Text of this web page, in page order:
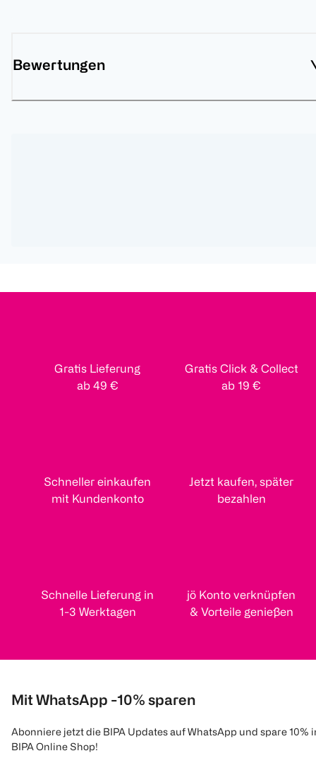
Bewertungen
Gratis Lieferung
ab 49 €
Gratis Click & Collect
ab 19 €
Schneller einkaufen
mit Kundenkonto
Jetzt kaufen, später
bezahlen
Schnelle Lieferung in
1-3 Werktagen
jö Konto verknüpfen
& Vorteile genießen
Mit WhatsApp -10% sparen
Abonniere jetzt die BIPA Updates auf WhatsApp und spare 10%
BIPA Online Shop!